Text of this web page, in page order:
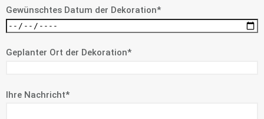
Gewünschtes Datum der Dekoration*
Geplanter Ort der Dekoration*
Ihre Nachricht*